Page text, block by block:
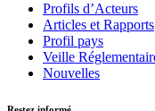
Profils d’Acteurs
Articles et Rapports
Profil pays
Veille
Nouvelles